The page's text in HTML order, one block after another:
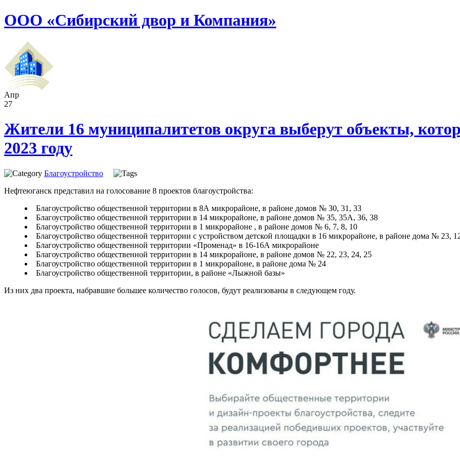
ООО «Сибирский двор и Компания»
Апр
27
Жители 16 муниципалитетов округа выберут объекты,
2023 году
Благоустройство
Нефтеюганск представил на голосование 8 проектов благоустройства:
Благоустройство общественной территории в 8А микрорайоне, в районе домов № 30, 31, 33
Благоустройство общественной территории в 14 микрорайоне, в районе домов № 35, 35А, 36, 38
Благоустройство общественной территории в 1 микрорайоне , в районе домов № 6, 7, 8, 10
Благоустройство общественной территории с устройством детской площадки в 16 микрорайоне, в районе дома № 23,
Благоустройство общественной территории «Променад» в 16-16А микрорайоне
Благоустройство общественной территории в 14 микрорайоне, в районе домов № 22, 23, 24, 25
Благоустройство общественной территории в 1 микрорайоне, в районе дома № 24
Благоустройство общественной территории, в районе «Лыжной базы»
Из них два проекта, набравшие большее количество голосов, будут реализованы в следующем году.